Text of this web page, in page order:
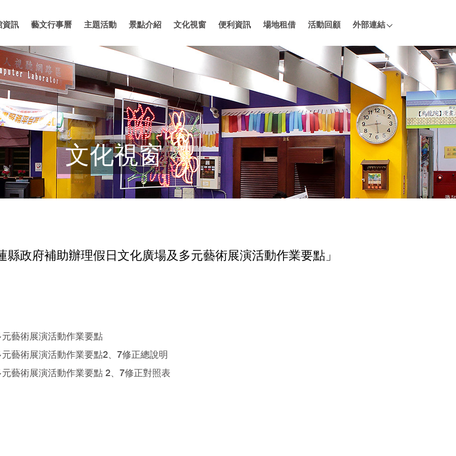
資訊 藝文行事曆 主題活動 景點介紹 文化視窗 便利資訊 場地租借 活動回顧 外部連結
文化視窗
政府補助辦理假日文化廣場及多元藝術展演活動作業要點」
藝術展演活動作業要點
藝術展演活動作業要點2、7修正總說明
藝術展演活動作業要點 2、7修正對照表